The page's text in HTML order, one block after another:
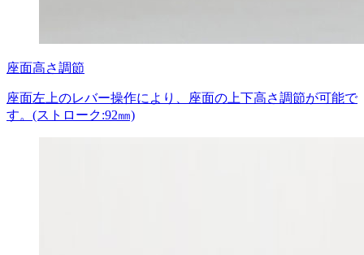
座面高さ調節
座面左上のレバー操作により、座面の上下高さ調節が可能で
す。(ストローク:92㎜)